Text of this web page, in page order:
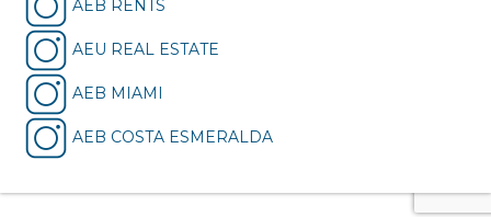
AEB RENTS
AEU REAL ESTATE
AEB MIAMI
AEB COSTA ESMERALDA